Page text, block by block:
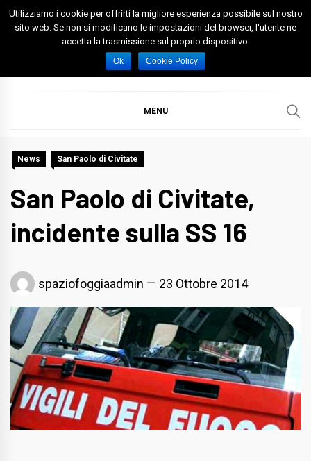
Skip
Spazio Foggia
Foggia News Calcio Eventi e Attività nella Capitanata
MENU
News San Paolo di Civitate
San Paolo di Civitate,
incidente sulla SS 16
spaziofoggiaadmin 23 Ottobre 2014
Utilizziamo i cookie per offrirti la migliore esperienza possibile sul nostro
sito web. Se non si modificano le impostazioni del browser, l'utente ne
accetta la trasmissione sul proprio dispositivo.
Ok Cookie Policy